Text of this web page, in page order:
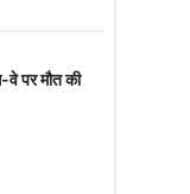
पर मौत की